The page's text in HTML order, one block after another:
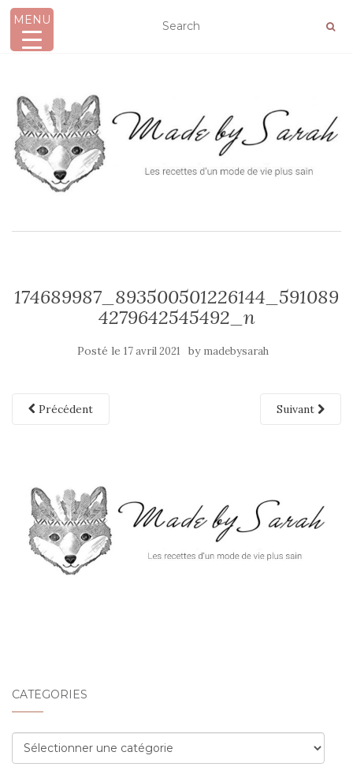
MENU
AFFICHER/MASQUER LA NAVIGATION
174689987_893500501226144_591089
4279642545492_n
Posté le 17 avril 2021 by madebysarah
Précédent Suivant
CATÉGORIES
Catégories